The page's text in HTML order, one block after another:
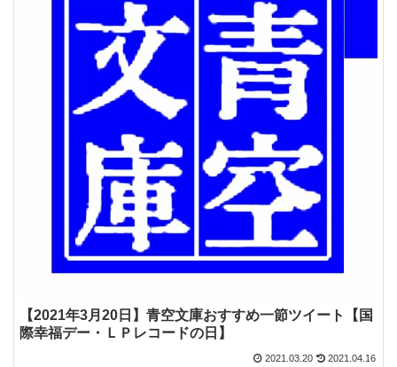
【2021年3月20日】青空文庫おすすめ一節ツイート【国
際幸福デー・ＬＰレコードの日】
2021.03.20 2021.04.16